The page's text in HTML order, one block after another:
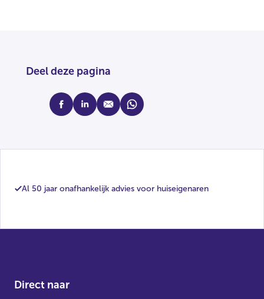
Deel deze pagina
facebooklinkedinmail whatsapp
Al 50 jaar onafhankelijk advies voor huiseigenaren
Direct naar